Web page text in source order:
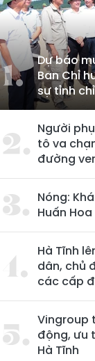
Dự báo
Ban Chỉ
sự tỉnh
Người
tô va
đường
Nóng:
Huấn
Hà Tĩnh
dân, chủ
các cấp
Vingroup
động, ưu
Hà Tĩnh